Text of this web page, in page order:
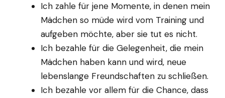
Ich zahle für jene Momente, in denen mein
Mädchen so müde wird vom Training und
aufgeben möchte, aber sie tut es nicht.
Ich bezahle für die Gelegenheit, die mein
Mädchen haben kann und wird, neue
lebenslange Freundschaften zu schließen.
Ich bezahle vor allem für die Chance, dass